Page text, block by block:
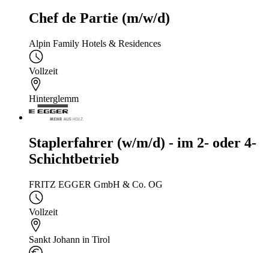
Chef de Partie (m/w/d)
Alpin Family Hotels & Residences
Vollzeit
Hinterglemm
Staplerfahrer (w/m/d) - im 2- oder 4-
Schichtbetrieb
FRITZ EGGER GmbH & Co. OG
Vollzeit
Sankt Johann in Tirol